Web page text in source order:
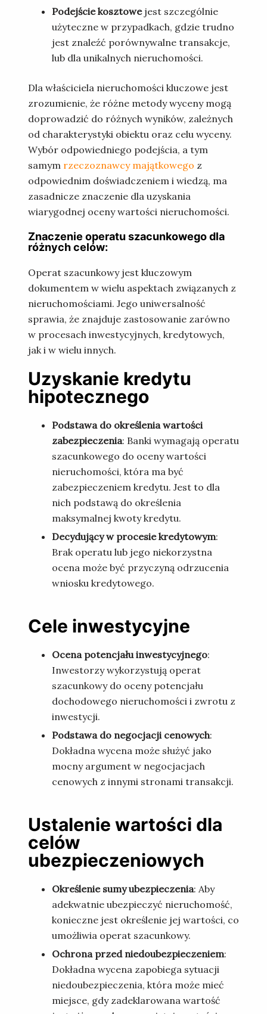
Podejście kosztowejest szczególnie
użyteczne w przypadkach, gdzie trudno
jest znaleźć porównywalne transakcje,
lub dla unikalnych nieruchomości.
Dla właściciela nieruchomości kluczowe jest
zrozumienie, że różne metody wyceny mogą
doprowadzić do różnych wyników, zależnych
od charakterystyki obiektu oraz celu wyceny.
Wybór odpowiedniego podejścia, a tym
samym rzeczoznawcy majątkowego z
odpowiednim doświadczeniem i wiedzą, ma
zasadnicze znaczenie dla uzyskania
wiarygodnej oceny wartości nieruchomości.
Znaczenie operatu szacunkowego dla
różnych celów:
Operat szacunkowy jest kluczowym
dokumentem w wielu aspektach związanych z
nieruchomościami. Jego uniwersalność
sprawia, że znajduje zastosowanie zarówno
w procesach inwestycyjnych, kredytowych,
jak i w wielu innych.
Uzyskanie kredytu
hipotecznego
Podstawa do określenia wartości
zabezpieczenia: Banki wymagają operatu
szacunkowego do oceny wartości
nieruchomości, która ma być
zabezpieczeniem kredytu. Jest to dla
nich podstawą do określenia
maksymalnej kwoty kredytu.
Decydujący w procesie kredytowym:
Brak operatu lub jego niekorzystna
ocena może być przyczyną odrzucenia
wniosku kredytowego.
Cele inwestycyjne
Ocena potencjału inwestycyjnego:
Inwestorzy wykorzystują operat
szacunkowy do oceny potencjału
dochodowego nieruchomości i zwrotu z
inwestycji.
Podstawa do negocjacji cenowych:
Dokładna wycena może służyć jako
mocny argument w negocjacjach
cenowych z innymi stronami transakcji.
Ustalenie wartości dla
celów
ubezpieczeniowych
Określenie sumy ubezpieczenia: Aby
adekwatnie ubezpieczyć nieruchomość,
konieczne jest określenie jej wartości, co
umożliwia operat szacunkowy.
Ochrona przed niedoubezpieczeniem:
Dokładna wycena zapobiega sytuacji
niedoubezpieczenia, która może mieć
miejsce, gdy zadeklarowana wartość